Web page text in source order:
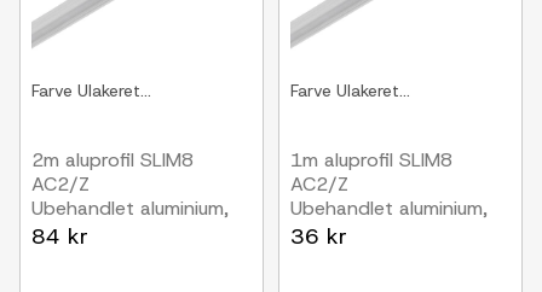
Farve Ulakeret...
2m aluprofil SLIM8
AC2/Z
Ubehandlet aluminium,
påbygning, LED skinne
84 kr
Farve Ulakeret...
1m aluprofil SLIM8
AC2/Z
Ubehandlet aluminium,
påbygning, LED skinne
36 kr